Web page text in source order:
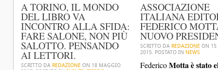
A TORINO, IL MONDO
DEL LIBRO VA
INCONTRO ALLA SFIDA:
FARE SALONE, NON PIÙ
SALOTTO. PENSANDO
AI LETTORI.
SCRITTO DA REDAZIONE ON 18 MAGGIO
ASSOCIAZIONE
ITALIANA
FEDERICO
NUOVO
SCRITTO DA REDAZIONEON 15
2015. POSTATO IN NEWS
FedericoMottaè stato